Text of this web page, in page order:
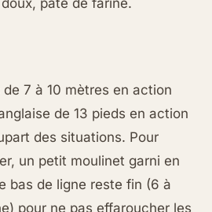
pâte de farine.
7 à 10 mètres en action
de 13 pieds en action
des situations. Pour
un petit moulinet garni en
bas de ligne reste fin (6 à
pour ne pas effaroucher les